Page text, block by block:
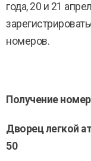
года, 20 и 21
номеров.
Получение
Дворец легкой
50